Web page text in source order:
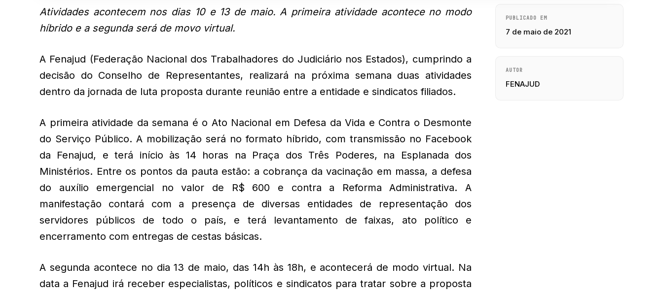
Atividades acontecem nos dias 10 e 13 de maio. A primeira atividade acontece no modo
híbrido e a segunda será de movo virtual.
A Fenajud (Federação Nacional dos Trabalhadores do Judiciário nos Estados), cumprindo a
decisão do Conselho de Representantes, realizará na próxima semana duas atividades
dentro da jornada de luta proposta durante reunião entre a entidade e sindicatos filiados.
A primeira atividade da semana é o Ato Nacional em Defesa da Vida e Contra o Desmonte
do Serviço Público. A mobilização será no formato híbrido, com transmissão no Facebook
da Fenajud, e terá início às 14 horas na Praça dos Três Poderes, na Esplanada dos
Ministérios. Entre os pontos da pauta estão: a cobrança da vacinação em massa, a defesa
do auxílio emergencial no valor de R$ 600 e contra a Reforma Administrativa. A
manifestação contará com a presença de diversas entidades de representação dos
servidores públicos de todo o país, e terá levantamento de faixas, ato político e
encerramento com entregas de cestas básicas.
A segunda acontece no dia 13 de maio, das 14h às 18h, e acontecerá de modo virtual. Na
data a Fenajud irá receber especialistas, políticos e sindicatos para tratar sobre a proposta
PUBLICADO EM
7 de maio de 2021
AUTOR
FENAJUD